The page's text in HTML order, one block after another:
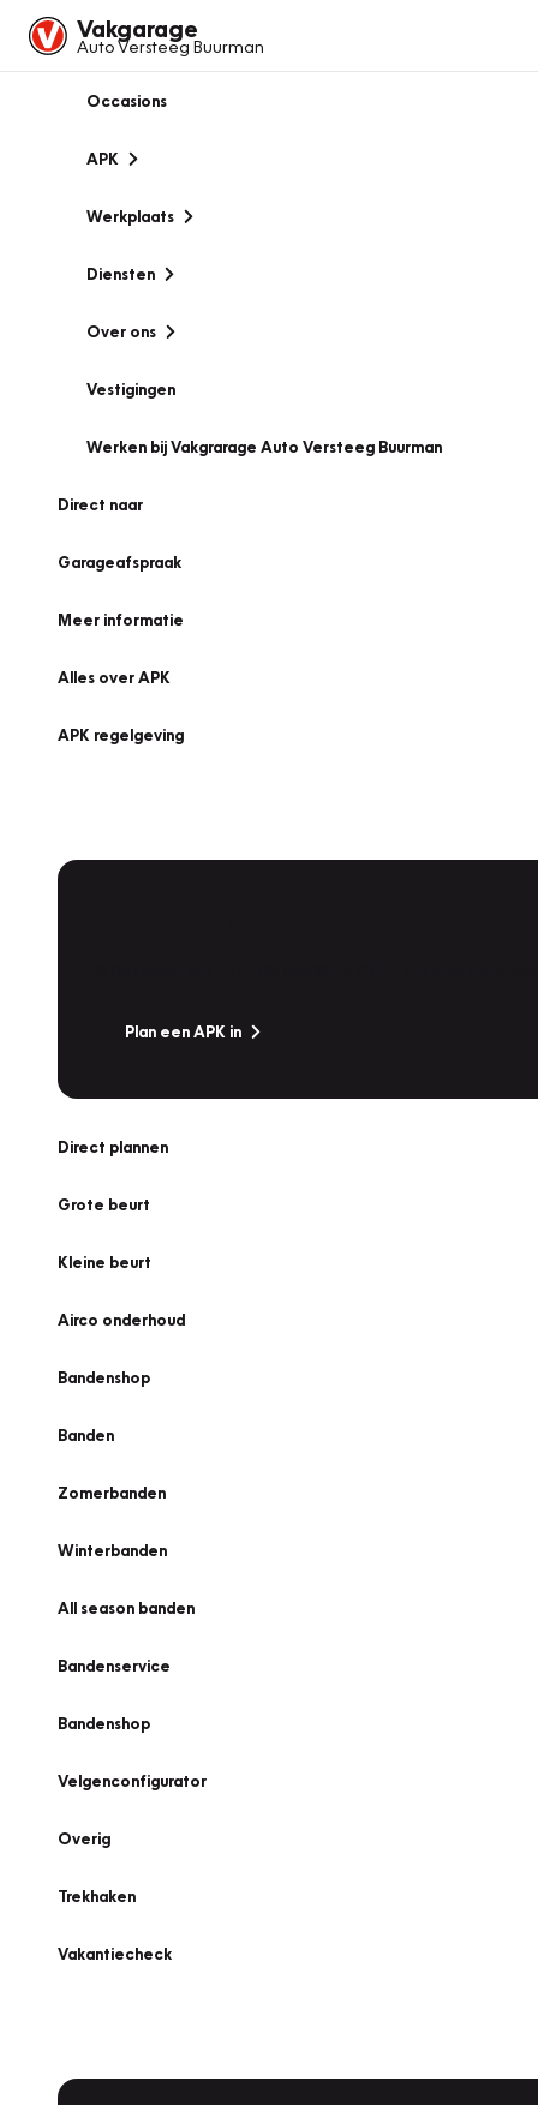
Vakgarage
Auto Versteeg Buurman
Occasions
APK
Werkplaats
Diensten
Over ons
Vestigingen
Werken bij Vakgrarage Auto Versteeg Buurman
Direct naar
Garageafspraak
Meer informatie
Alles over APK
APK regelgeving
Plan een APK in
Direct plannen
Grote beurt
Kleine beurt
Airco onderhoud
Bandenshop
Banden
Zomerbanden
Winterbanden
All season banden
Bandenservice
Bandenshop
Velgenconfigurator
Overig
Trekhaken
Vakantiecheck